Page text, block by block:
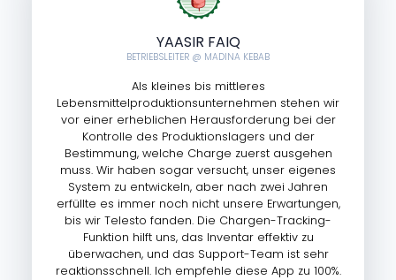
YAASIR FAIQ
BETRIEBSLEITER @ MADINA KEBAB
Als kleines bis mittleres
Lebensmittelproduktionsunternehmen stehen wir
vor einer erheblichen Herausforderung bei der
Kontrolle des Produktionslagers und der
Bestimmung, welche Charge zuerst ausgehen
muss. Wir haben sogar versucht, unser eigenes
System zu entwickeln, aber nach zwei Jahren
erfüllte es immer noch nicht unsere Erwartungen,
bis wir Telesto fanden. Die Chargen-Tracking-
Funktion hilft uns, das Inventar effektiv zu
überwachen, und das Support-Team ist sehr
reaktionsschnell. Ich empfehle diese App zu 100%.